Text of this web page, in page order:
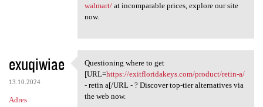
walmart/at incomparable prices, explore our site
now.
exuqiwiae
13.10.2024
Adres
Questioning where to get [URL
Questioning where to get
[URL=https://exitfloridakeys.com/product/retin-a/
- retin a[/URL - ? Discover top-tier alternatives via
the web now.